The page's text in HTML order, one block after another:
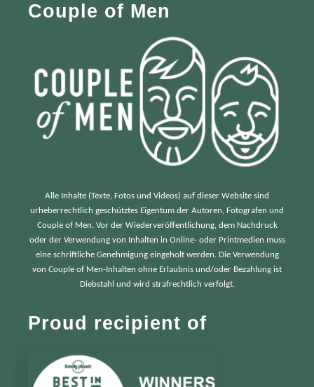
Couple of Men
Alle Inhalte (Texte, Fotos und Videos) auf dieser Website sind
urheberrechtlich geschütztes Eigentum der Autoren, Fotografen und
Couple of Men. Vor der Wiederveröffentlichung, dem Nachdruck
oder der Verwendung von Inhalten in Online- oder Printmedien muss
eine schriftliche Genehmigung eingeholt werden. Die Verwendung
von Couple of Men-Inhalten ohne Erlaubnis und/oder Bezahlung ist
Diebstahl und wird strafrechtlich verfolgt.
Proud recipient of